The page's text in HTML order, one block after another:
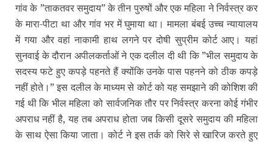
गांव के ”ताकतवर समुदाय” के तीन पुरुषों और एक महिला ने निर्वस्‍त्र कर
के मारा-पीटा था और गांव भर में घुमाया था। मामला बंबई उच्‍च न्‍यायालय
में गया और वहां नाकामी हाथ लगने पर दोषी सुप्रीम कोर्ट आए। यहां
सुनवाई के दौरान अपीलकर्ताओं ने एक दलील दी थी कि ”भील समुदाय के
सदस्‍य फटे हुए कपड़े पहनते हैं क्‍योंकि उनके पास पहनने को ठीक कपड़े
नहीं होते।” इस दलील के माध्‍यम से कोर्ट को यह समझाने की कोशिश की
गई थी कि भील महिला को सार्वजनिक तौर पर निर्वस्‍त्र करना कोई गंभीर
अपराध नहीं है, यह तब अपराध होता जब किसी दूसरे समुदाय की महिला
के साथ ऐसा किया जाता। कोर्ट ने इस तर्क को सिरे से खारिज करते हुए